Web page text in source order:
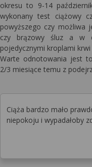
okresu to 9-14
wykonany test ciążowy
powyższego czy możliwa
czy brązowy śluz a w
pojedycznymi kroplami
Warte odnotowania jest
2/3 miesiące temu z
Ciąża bardzo mało
niepokoju i wypadałoby